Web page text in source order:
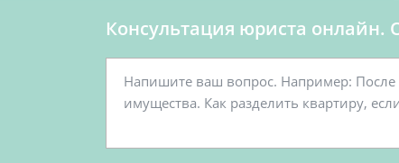
Консультация юриста онлайн.